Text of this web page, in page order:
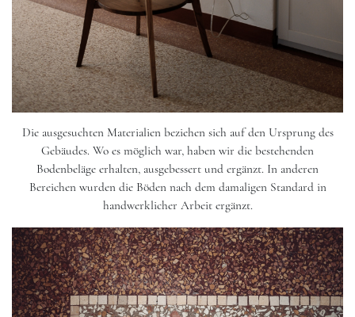
Die ausgesuchten Materialien beziehen sich auf den Ursprung des
Gebäudes. Wo es möglich war, haben wir die bestehenden
Bodenbeläge erhalten, ausgebessert und ergänzt. In anderen
Bereichen wurden die Böden nach dem damaligen Standard in
handwerklicher Arbeit ergänzt.